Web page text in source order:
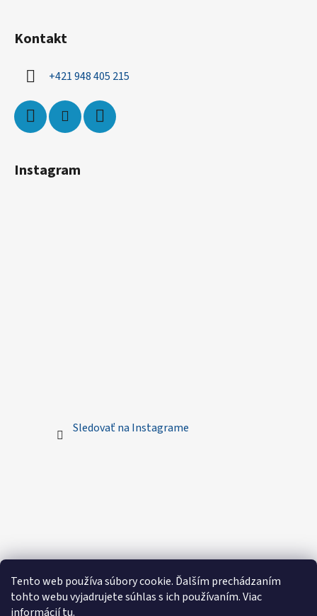
Tento web používa súbory cookie. Ďalším prechádzaním
tohto webu vyjadrujete súhlas s ich používaním. Viac
informáciítu.
Kontakt
+421 948 405 215
Instagram
Sledovať na Instagrame